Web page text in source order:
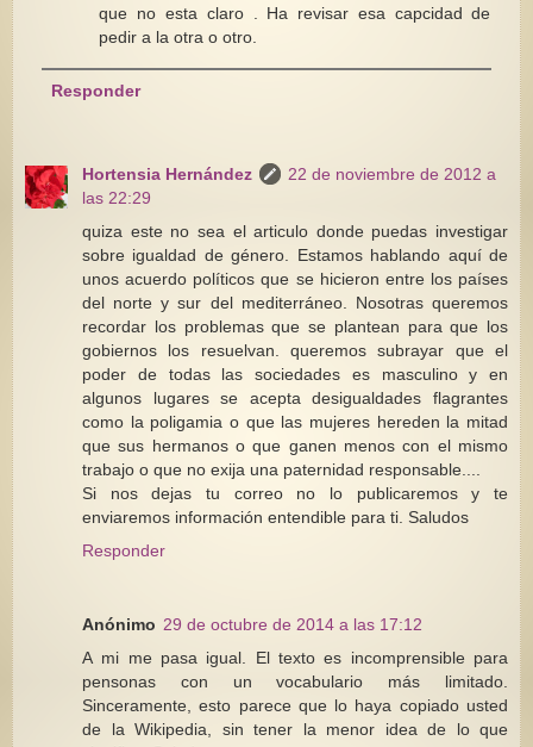
que no esta claro . Ha revisar esa capcidad de
pedir a la otra o otro.
Responder
Hortensia Hernández
22 de noviembre de 2012 a
las 22:29
quiza este no sea el articulo donde puedas investigar
sobre igualdad de género. Estamos hablando aquí de
unos acuerdo políticos que se hicieron entre los países
del norte y sur del mediterráneo. Nosotras queremos
recordar los problemas que se plantean para que los
gobiernos los resuelvan. queremos subrayar que el
poder de todas las sociedades es masculino y en
algunos lugares se acepta desigualdades flagrantes
como la poligamia o que las mujeres hereden la mitad
que sus hermanos o que ganen menos con el mismo
trabajo o que no exija una paternidad responsable....
Si nos dejas tu correo no lo publicaremos y te
enviaremos información entendible para ti. Saludos
Responder
Anónimo 29 de octubre de 2014 a las 17:12
A mi me pasa igual. El texto es incomprensible para
pensonas con un vocabulario más limitado.
Sinceramente, esto parece que lo haya copiado usted
de la Wikipedia, sin tener la menor idea de lo que